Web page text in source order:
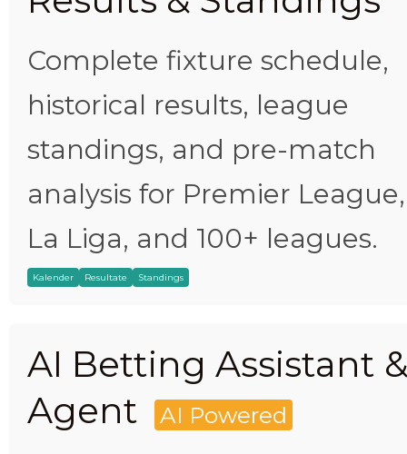
Complete fixture schedule,
historical results, league
standings, and pre-match
analysis for Premier League,
La Liga, and 100+ leagues.
Kalender Resultate Standings
AI Betting Assistant
Agent
AI Powered